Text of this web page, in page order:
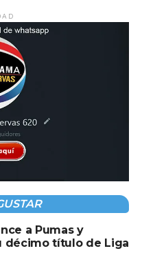
se estampa en la nuca.
con una tela de
sudor. Tiene filtro
CRUZ AZUL
mexicanos.
mexicanos.
a Pumas y
décimo título de Liga